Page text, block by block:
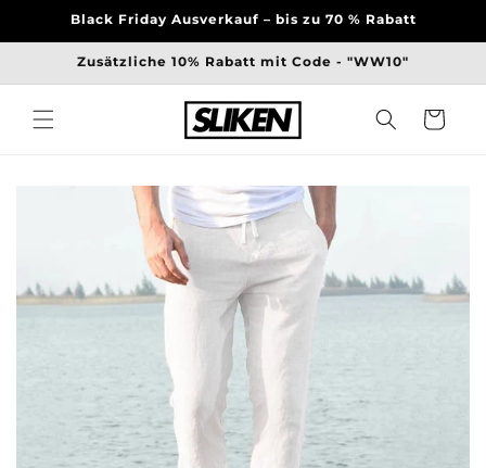
Inhalt
Black Friday Ausverkauf – bis zu 70 % Rabatt
Zusätzliche 10% Rabatt mit Code - "WW10"
Warenkorb